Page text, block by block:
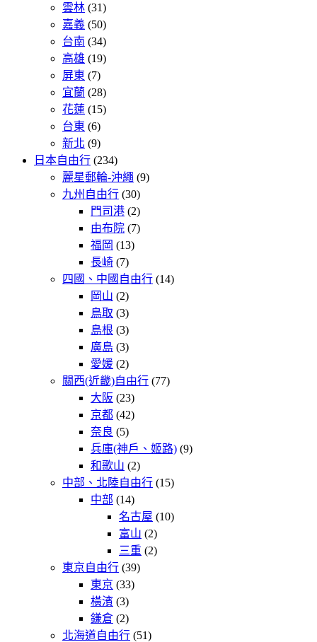
雲林 (31)
嘉義 (50)
台南 (34)
高雄 (19)
屏東 (7)
宜蘭 (28)
花蓮 (15)
台東 (6)
新北 (9)
日本自由行 (234)
麗星郵輪-沖繩 (9)
九州自由行 (30)
門司港 (2)
由布院 (7)
福岡 (13)
長崎 (7)
四國、中國自由行 (14)
岡山 (2)
鳥取 (3)
島根 (3)
廣島 (3)
愛媛 (2)
關西(近畿)自由行 (77)
大阪 (23)
京都 (42)
奈良 (5)
兵庫(神戶、姬路) (9)
和歌山 (2)
中部、北陸自由行 (15)
中部 (14)
名古屋 (10)
富山 (2)
三重 (2)
東京自由行 (39)
東京 (33)
橫濱 (3)
鎌倉 (2)
北海道自由行 (51)